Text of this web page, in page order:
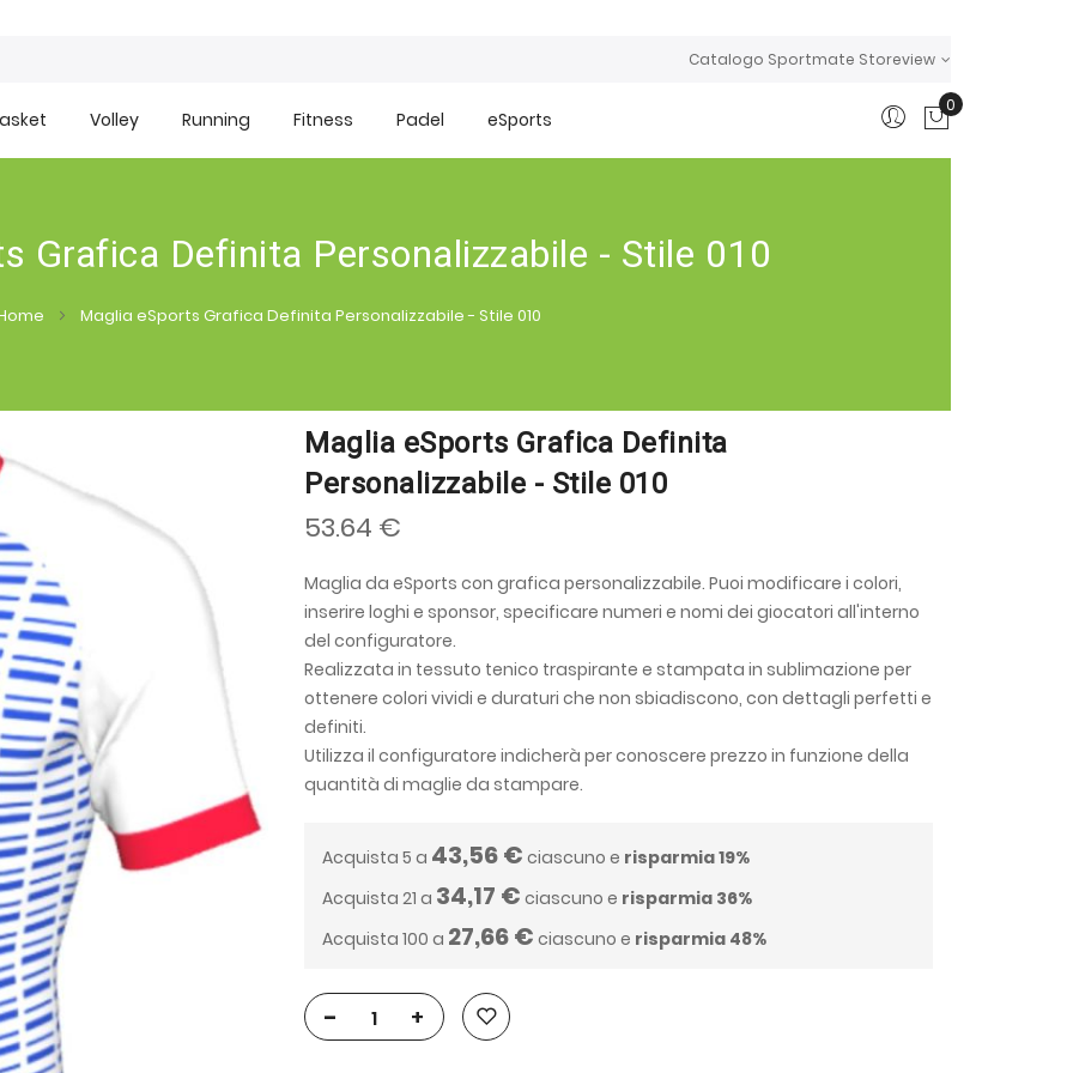
Catalogo Sportmate Storeview
Volley Running Fitness Padel eSports
0
Grafica Definita Personalizzabile - Stile 010
Maglia eSports Grafica Definita Personalizzabile - Stile 010
Maglia eSports Grafica Definita
Personalizzabile - Stile 010
53.64 €
Maglia da eSports con grafica personalizzabile. Puoi modificare i colori,
inserire loghi e sponsor, specificare numeri e nomi dei giocatori all'interno
del configuratore.
Realizzata in tessuto tenico traspirante e stampata in sublimazione per
ottenere colori vividi e duraturi che non sbiadiscono, con dettagli perfetti e
definiti.
Utilizza il configuratore indicherà per conoscere prezzo in funzione della
quantità di maglie da stampare.
Acquista 5 a 43,56 € ciascuno e risparmia19%
Acquista 21 a 34,17 € ciascuno e risparmia 36%
Acquista 100 a 27,66 € ciascuno e risparmia 48%
- +